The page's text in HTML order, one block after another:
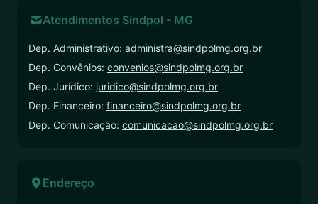
Atendimentos Sindpol - MG
Dep. Administrativo: administra@sindpolmg.org.br
Dep. Convênios: convenios@sindpolmg.org.br
Dep. Jurídico: juridico@sindpolmg.org.br
Dep. Financeiro: financeiro@sindpolmg.org.br
Dep. Comunicação: comunicacao@sindpolmg.org.br
Endereço